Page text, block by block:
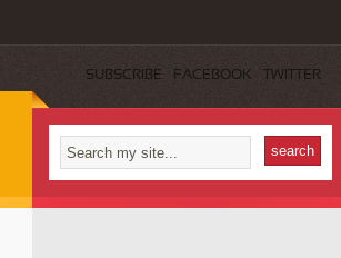
SUBSCRIBE FACEBOOK TWITTER